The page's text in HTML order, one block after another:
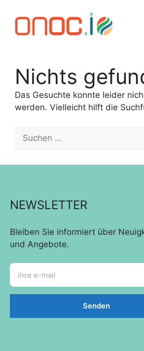
Inhalt
springen
Nichts
Das Gesuchte konnte leider
werden. Vielleicht hilft die
nach:
NEWSLETTER
Bleiben Sie informiert über
und Angebote.